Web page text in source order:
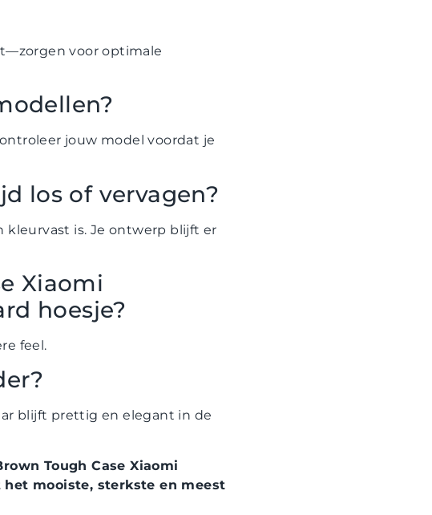
voor optimale
jouw model voordat je
los of vervagen?
kleurvast is. Je ontwerp blijft er
Xiaomi
hoesje?
feel.
blijft prettig en elegant in de
Tough Case Xiaomi
het mooiste, sterkste en meest